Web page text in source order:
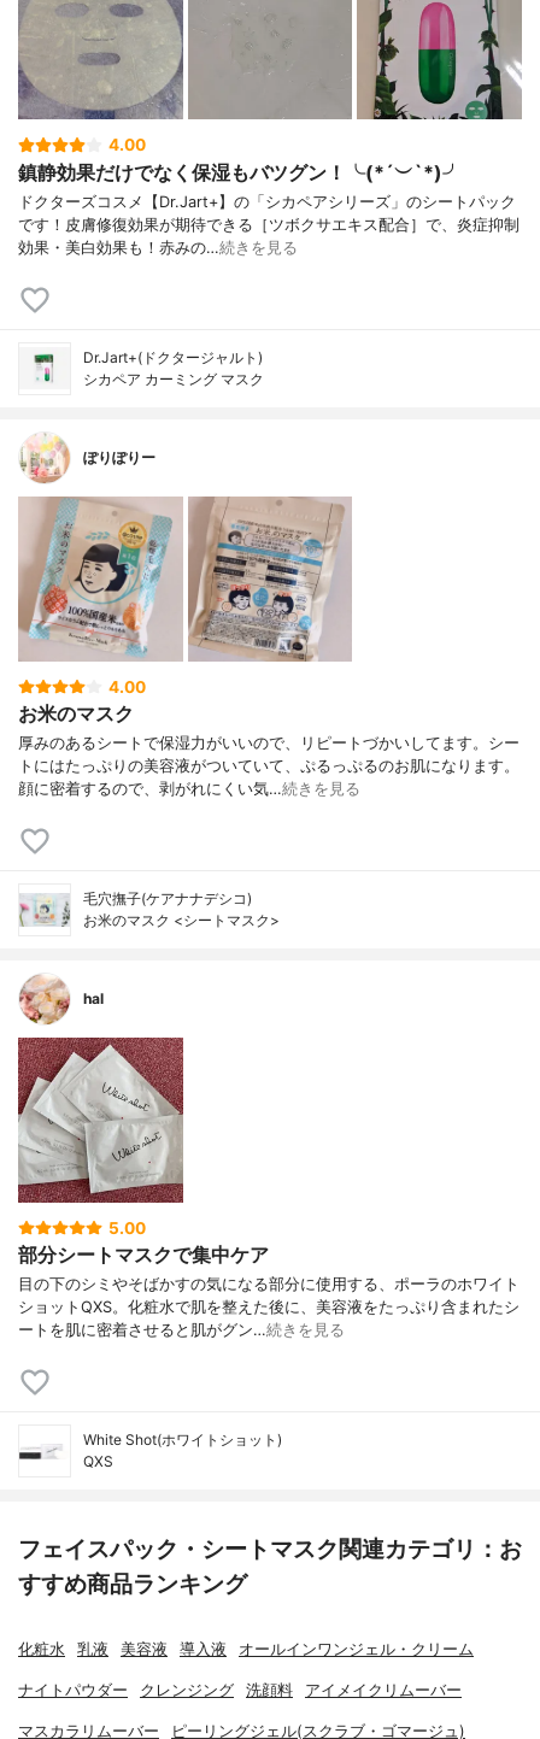
4.00
鎮静効果だけでなく保湿もバツグン！╰(*´︶`*)╯
ドクターズコスメ【Dr.Jart+】の「シカペアシリーズ」のシートパック
です！皮膚修復効果が期待できる［ツボクサエキス配合］で、炎症抑制
効果・美白効果も！赤みの…続きを見る
Dr.Jart+(ドクタージャルト)
シカペア カーミング マスク
ぽりぽりー
4.00
お米のマスク
厚みのあるシートで保湿力がいいので、リピートづかいしてます。シー
トにはたっぷりの美容液がついていて、ぷるっぷるのお肌になります。
顔に密着するので、剥がれにくい気…続きを見る
毛穴撫子(ケアナナデシコ)
お米のマスク <シートマスク>
hal
5.00
部分シートマスクで集中ケア
目の下のシミやそばかすの気になる部分に使用する、ポーラのホワイト
ショットQXS。化粧水で肌を整えた後に、美容液をたっぷり含まれたシ
ートを肌に密着させると肌がグン…続きを見る
White Shot(ホワイトショット)
QXS
フェイスパック・シートマスク関連カテゴリ：お
すすめ商品ランキング
化粧水 乳液 美容液 導入液 オールインワンジェル・クリーム
ナイトパウダー クレンジング 洗顔料 アイメイクリムーバー
マスカラリムーバー ピーリングジェル(スクラブ・ゴマージュ)